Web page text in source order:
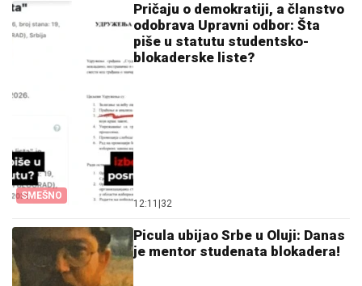
SMEŠNO
Pričaju o demokratiji, a članstvo
odobrava Upravni odbor: Šta
piše u statutu studentsko-
blokaderske liste?
12:11 32
Picula ubijao Srbe u Oluji: Danas
je mentor studenata blokadera!